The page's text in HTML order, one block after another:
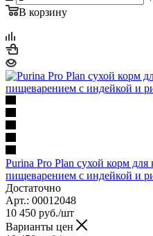
В корзину
Purina Pro Plan сухой корм
пищеварением с индейкой и
Достаточно
Арт.: 00012048
10 450 руб./шт
Варианты цен